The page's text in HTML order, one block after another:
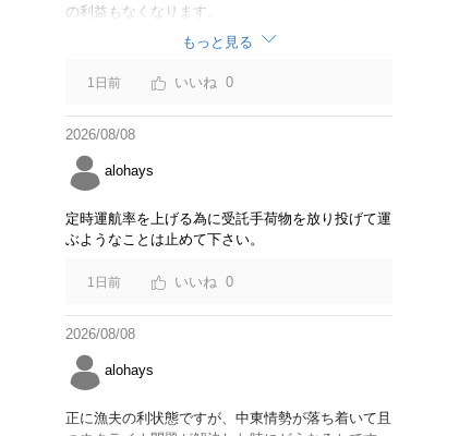
の利益もなくなります。
もっと見る
1日前 0
2026/08/08
alohays
定時運航率を上げる為に受託手荷物を放り投げて運
ぶようなことは止めて下さい。
1日前 0
2026/08/08
alohays
正に漁夫の利状態ですが、中東情勢が落ち着いて且